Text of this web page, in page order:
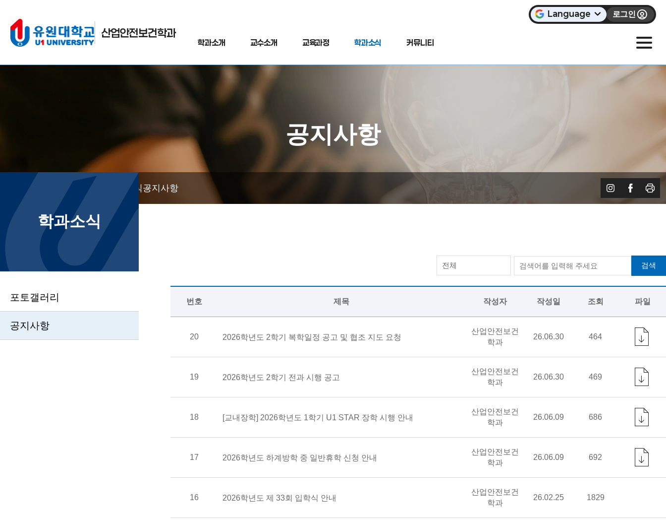
Language 로그인
산업안전보건학과
학과소개 교수소개 교육과정 학과소식 커뮤니티
공지사항
학과소식공지사항
학과소식
포토갤러리
공지사항
전체 검색
번호 제목 작성자 작성일 조회 파일
20 2026학년도 2학기 복학일정 공고 및 협조 지도 요청
산업안전보건
학과
26.06.30 464
19 2026학년도 2학기 전과 시행 공고
산업안전보건
학과
26.06.30 469
18 [교내장학] 2026학년도 1학기 U1 STAR 장학 시행 안내
산업안전보건
학과
26.06.09 686
17 2026학년도 하계방학 중 일반휴학 신청 안내
산업안전보건
학과
26.06.09 692
16 2026학년도 제 33회 입학식 안내
산업안전보건
학과
26.02.25 1829